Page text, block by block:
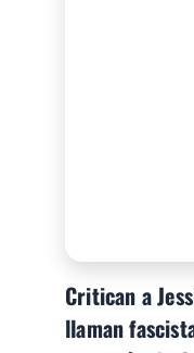
Critican a
llaman